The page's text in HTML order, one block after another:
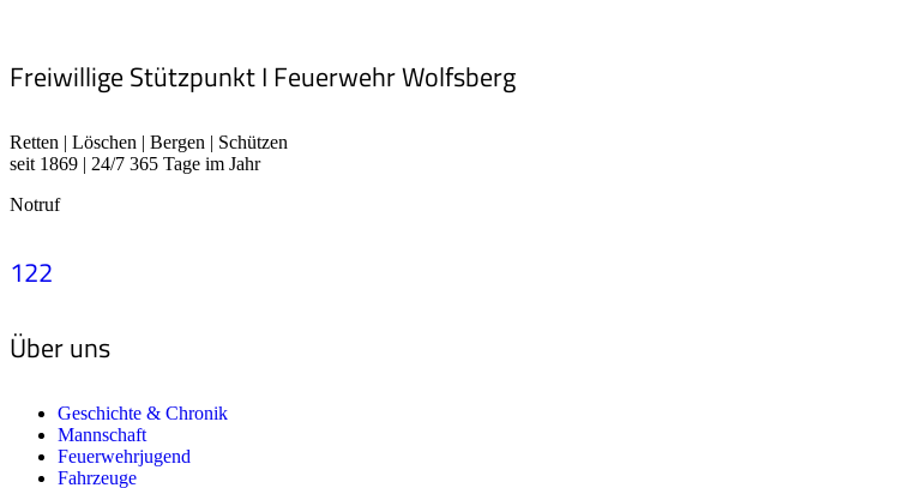
Freiwillige Stützpunkt I Feuerwehr Wolfsberg
Retten | Löschen | Bergen | Schützen
seit 1869 | 24/7 365 Tage im Jahr
Notruf
122
Über uns
Geschichte & Chronik
Mannschaft
Feuerwehrjugend
Fahrzeuge